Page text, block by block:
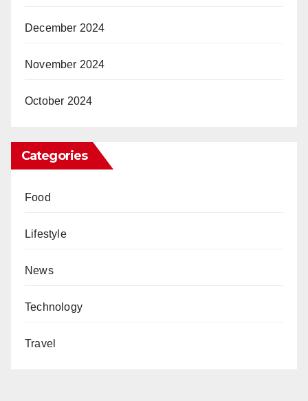
December 2024
November 2024
October 2024
Categories
Food
Lifestyle
News
Technology
Travel